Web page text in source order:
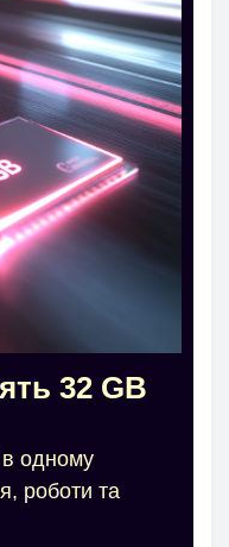
32 GB
одному
роботи та